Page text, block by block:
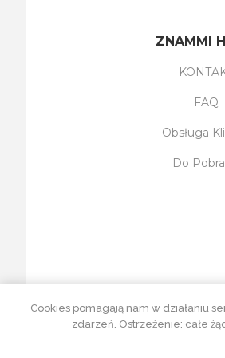
ZNAMMI
FAQ
Obsługa
Do
Cookies pomagają nam w działaniu
zdarzeń. Ostrzeżenie: całe